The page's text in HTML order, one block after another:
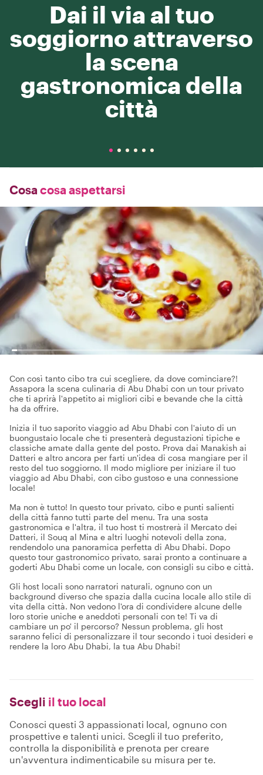
Dai il via al tuo
soggiorno attraverso
la scena
gastronomica della
città
Cosa cosa aspettarsi
Con così tanto cibo tra cui scegliere, da dove cominciare?!
Assapora la scena culinaria di Abu Dhabi con un tour privato
che ti aprirà l'appetito ai migliori cibi e bevande che la città
ha da offrire.
Inizia il tuo saporito viaggio ad Abu Dhabi con l'aiuto di un
buongustaio locale che ti presenterà degustazioni tipiche e
classiche amate dalla gente del posto. Prova dai Manakish ai
Datteri e altro ancora per farti un'idea di cosa mangiare per il
resto del tuo soggiorno. Il modo migliore per iniziare il tuo
viaggio ad Abu Dhabi, con cibo gustoso e una connessione
locale!
Ma non è tutto! In questo tour privato, cibo e punti salienti
della città fanno tutti parte del menu. Tra una sosta
gastronomica e l'altra, il tuo host ti mostrerà il Mercato dei
Datteri, il Souq al Mina e altri luoghi notevoli della zona,
rendendolo una panoramica perfetta di Abu Dhabi. Dopo
questo tour gastronomico privato, sarai pronto a continuare a
goderti Abu Dhabi come un locale, con consigli su cibo e città.
Gli host locali sono narratori naturali, ognuno con un
background diverso che spazia dalla cucina locale allo stile di
vita della città. Non vedono l'ora di condividere alcune delle
loro storie uniche e aneddoti personali con te! Ti va di
cambiare un po' il percorso? Nessun problema, gli host
saranno felici di personalizzare il tour secondo i tuoi desideri e
rendere la loro Abu Dhabi, la tua Abu Dhabi!
Scegli il tuo local
Conosci questi 3 appassionati local, ognuno con
prospettive e talenti unici. Scegli il tuo preferito,
controlla la disponibilità e prenota per creare
un'avventura indimenticabile su misura per te.